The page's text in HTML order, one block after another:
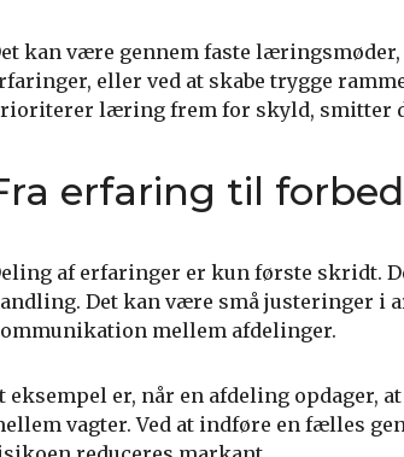
kan være gennem faste
eller ved at skabe trygge
læring frem for skyld, smitter
erfaring til
af erfaringer er kun første skridt.
Det kan være små justeringer i
mellem afdelinger.
eksempel er, når en afdeling opdager,
vagter. Ved at indføre en fælles